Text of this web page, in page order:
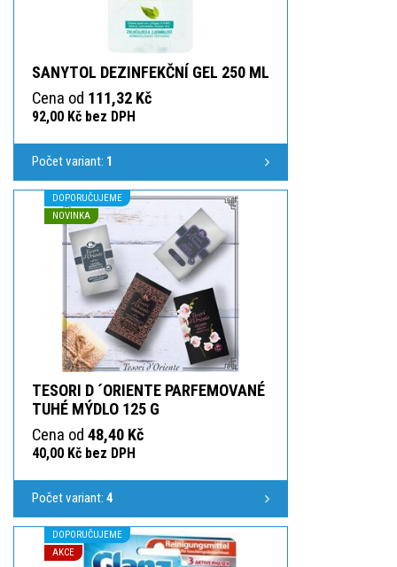
SANYTOL DEZINFEKČNÍ GEL 250 ML
Cena od 111,32 Kč
92,00 Kč bez DPH
Počet variant: 1
DOPORUČUJEME
NOVINKA
TESORI D ´ORIENTE PARFEMOVANÉ
TUHÉ MÝDLO 125 G
Cena od 48,40 Kč
40,00 Kč bez DPH
Počet variant: 4
DOPORUČUJEME
AKCE